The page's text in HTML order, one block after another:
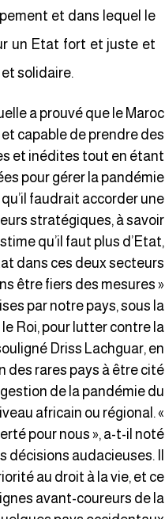
et dans lequel le
un Etat fort et juste et
solidaire.
a prouvé que le
capable de prendre
et inédites tout en
pour gérer la
qu’il faudrait accorder
stratégiques, à
qu’il faut plus
dans ces deux secteurs
être fiers des mesures
par notre pays, sous
Roi, pour lutter contre
Driss Lachguar,
des rares pays à être
de la pandémie
africain ou régional.
pour nous », a-t-il
décisions audacieuses.
au droit à la vie, et
avant-coureurs de